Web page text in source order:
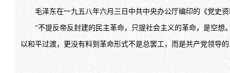
毛泽东在一九五八年六月三日中共中央办公厅编印的《党史资
“不提反帝反封建的民主革命，只提社会主义的革命，是空想
以和平过渡，更没有料到革命形式不是总罢工，而是共产党领导